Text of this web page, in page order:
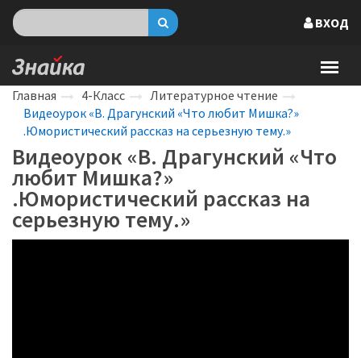
ВХОД
Главная 4-Класс
Литературное чтение
Видеоурок «В. Драгунский «Что любит Мишка?»
.Юмористический рассказ на серьезную тему.»
Видеоурок «В. Драгунский «Что
любит Мишка?»
.Юмористический рассказ на
серьезную тему.»